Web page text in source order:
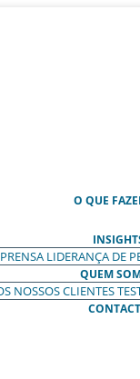
O QUE
LIDERANÇA DE
QUEM
NOSSOS CLIENTES